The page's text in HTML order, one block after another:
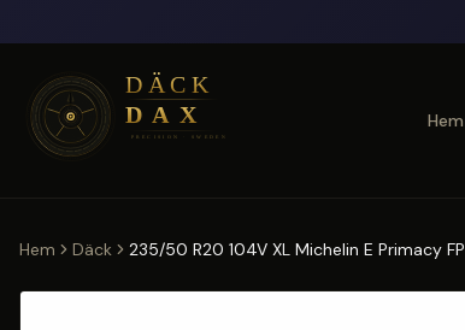
Hem
Hem Däck 235/50 R20 104V XL Michelin E Primacy FP